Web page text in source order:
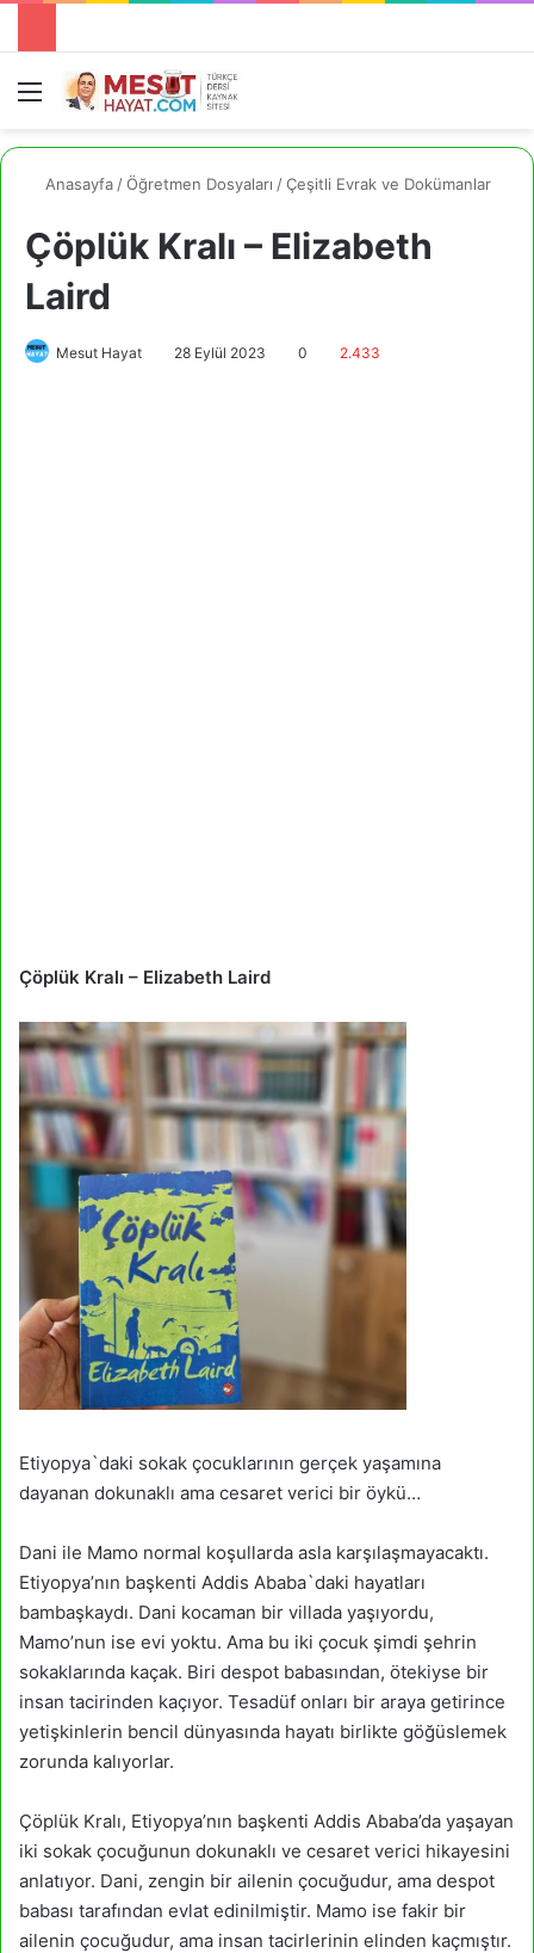
Menü
Anasayfa /Öğretmen Dosyaları /Çeşitli Evrak ve Dokümanlar
Çöplük Kralı – Elizabeth
Laird
Mesut Hayat 28 Eylül 2023 0 2.433
Çöplük Kralı – Elizabeth Laird
Etiyopya`daki sokak çocuklarının gerçek yaşamına
dayanan dokunaklı ama cesaret verici bir öykü…
Dani ile Mamo normal koşullarda asla karşılaşmayacaktı.
Etiyopya’nın başkenti Addis Ababa`daki hayatları
bambaşkaydı. Dani kocaman bir villada yaşıyordu,
Mamo’nun ise evi yoktu. Ama bu iki çocuk şimdi şehrin
sokaklarında kaçak. Biri despot babasından, ötekiyse bir
insan tacirinden kaçıyor. Tesadüf onları bir araya getirince
yetişkinlerin bencil dünyasında hayatı birlikte göğüslemek
zorunda kalıyorlar.
Çöplük Kralı, Etiyopya’nın başkenti Addis Ababa’da yaşayan
iki sokak çocuğunun dokunaklı ve cesaret verici hikayesini
anlatıyor. Dani, zengin bir ailenin çocuğudur, ama despot
babası tarafından evlat edinilmiştir. Mamo ise fakir bir
ailenin çocuğudur, ama insan tacirlerinin elinden kaçmıştır.